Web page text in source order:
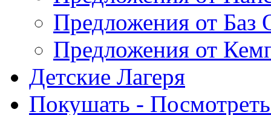
Предложения от Баз
Предложения от
Детские Лагеря
Покушать - Посмотреть